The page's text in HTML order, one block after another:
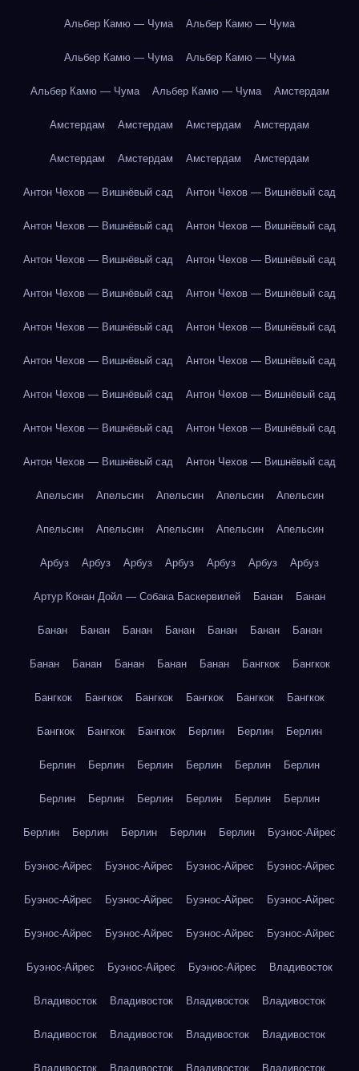
Альбер Камю — Чума Альбер Камю — Чума
Альбер Камю — Чума Альбер Камю — Чума
Альбер Камю — Чума Альбер Камю — Чума Амстердам
Амстердам Амстердам Амстердам Амстердам
Амстердам Амстердам Амстердам Амстердам
Антон Чехов — Вишнёвый сад Антон Чехов — Вишнёвый сад
Антон Чехов — Вишнёвый сад Антон Чехов — Вишнёвый сад
Антон Чехов — Вишнёвый сад Антон Чехов — Вишнёвый сад
Антон Чехов — Вишнёвый сад Антон Чехов — Вишнёвый сад
Антон Чехов — Вишнёвый сад Антон Чехов — Вишнёвый сад
Антон Чехов — Вишнёвый сад Антон Чехов — Вишнёвый сад
Антон Чехов — Вишнёвый сад Антон Чехов — Вишнёвый сад
Антон Чехов — Вишнёвый сад Антон Чехов — Вишнёвый сад
Антон Чехов — Вишнёвый сад Антон Чехов — Вишнёвый сад
Апельсин Апельсин Апельсин Апельсин Апельсин
Апельсин Апельсин Апельсин Апельсин Апельсин
Арбуз Арбуз Арбуз Арбуз Арбуз Арбуз Арбуз
Артур Конан Дойл — Собака Баскервилей Банан Банан
Банан Банан Банан Банан Банан Банан Банан
Банан Банан Банан Банан Банан Бангкок Бангкок
Бангкок Бангкок Бангкок Бангкок Бангкок Бангкок
Бангкок Бангкок Бангкок Берлин Берлин Берлин
Берлин Берлин Берлин Берлин Берлин Берлин
Берлин Берлин Берлин Берлин Берлин Берлин
Берлин Берлин Берлин Берлин Берлин Буэнос-Айрес
Буэнос-Айрес Буэнос-Айрес Буэнос-Айрес Буэнос-Айрес
Буэнос-Айрес Буэнос-Айрес Буэнос-Айрес Буэнос-Айрес
Буэнос-Айрес Буэнос-Айрес Буэнос-Айрес Буэнос-Айрес
Буэнос-Айрес Буэнос-Айрес Буэнос-Айрес Владивосток
Владивосток Владивосток Владивосток Владивосток
Владивосток Владивосток Владивосток Владивосток
Владивосток Владивосток Владивосток Владивосток